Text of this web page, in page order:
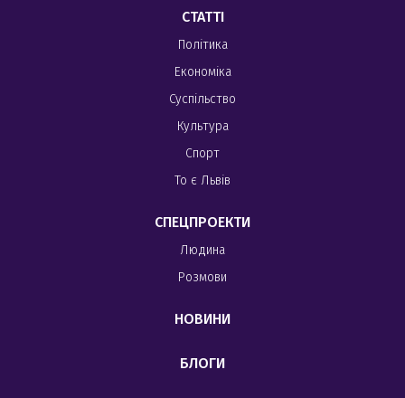
СТАТТІ
Політика
Економіка
Суспільство
Культура
Спорт
То є Львів
СПЕЦПРОЕКТИ
Людина
Розмови
НОВИНИ
БЛОГИ